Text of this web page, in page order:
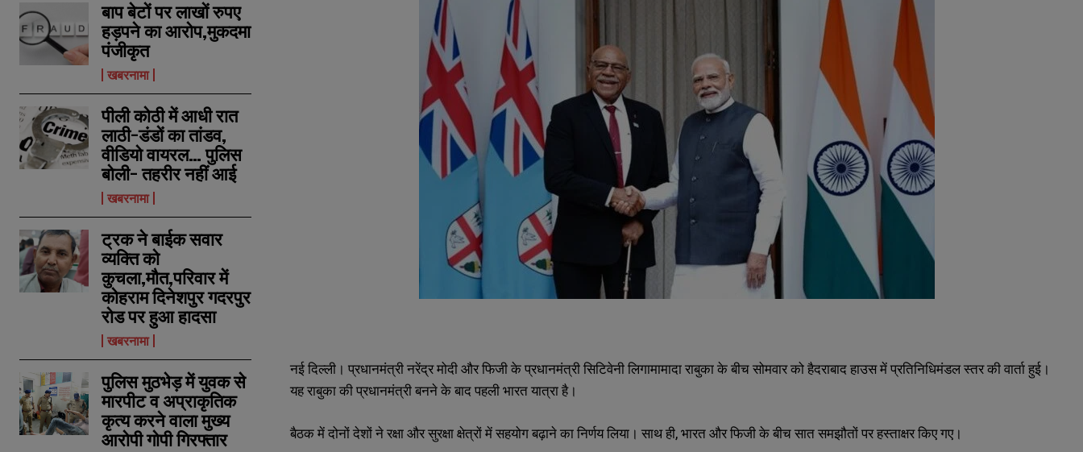
बाप बेटों पर लाखों रुपए
हड़पने का आरोप,मुकदमा
पंजीकृत
खबरनामा
पीली कोठी में आधी रात
लाठी-डंडों का तांडव,
वीडियो वायरल… पुलिस
बोली- तहरीर नहीं आई
खबरनामा
ट्रक ने बाईक सवार
व्यक्ति को
कुचला,मौत,परिवार में
कोहराम दिनेशपुर गदरपुर
रोड पर हुआ हादसा
खबरनामा
पुलिस मुठभेड़ में युवक से
मारपीट व अप्राकृतिक
कृत्य करने वाला मुख्य
आरोपी गोपी गिरफ्तार
नई दिल्ली। प्रधानमंत्री नरेंद्र मोदी और फिजी के प्रधानमंत्री सिटिवेनी लिगामामादा राबुका के बीच सोमवार को हैदराबाद हाउस में प्रतिनिधिमंडल स्तर की वार्ता हुई।
यह राबुका की प्रधानमंत्री बनने के बाद पहली भारत यात्रा है।
बैठक में दोनों देशों ने रक्षा और सुरक्षा क्षेत्रों में सहयोग बढ़ाने का निर्णय लिया। साथ ही,भारत और फिजी के बीच सात समझौतों पर हस्ताक्षर किए गए।